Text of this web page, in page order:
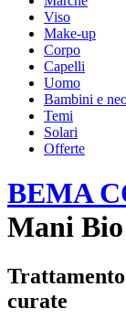
Viso
Make-up
Corpo
Capelli
Uomo
Bambini e
Temi
Solari
Offerte
BEMA
Mani
curate